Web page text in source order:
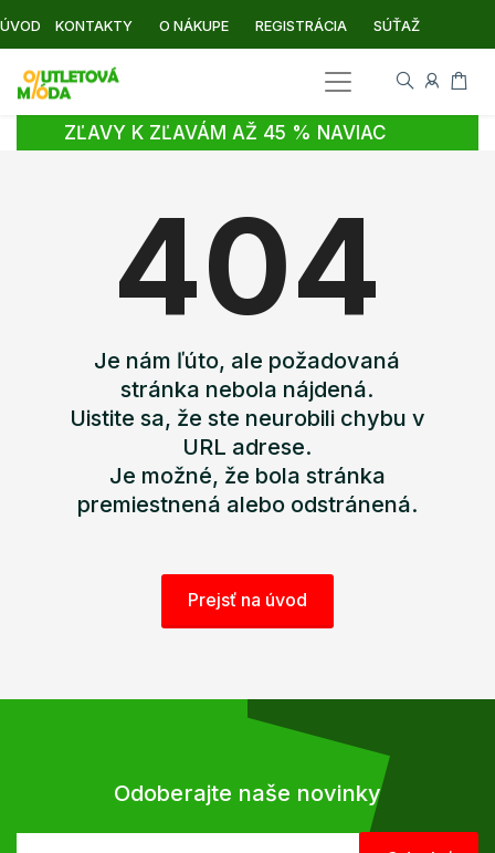
ÚVOD KONTAKTY O NÁKUPE REGISTRÁCIA SÚŤAŽ
ZĽAVY K ZĽAVÁM AŽ 45 % NAVIAC
404
Je nám ľúto, ale požadovaná
stránka nebola nájdená.
Uistite sa, že ste neurobili chybu v
URL adrese.
Je možné, že bola stránka
premiestnená alebo odstránená.
Prejsť na úvod
Odoberajte naše novinky